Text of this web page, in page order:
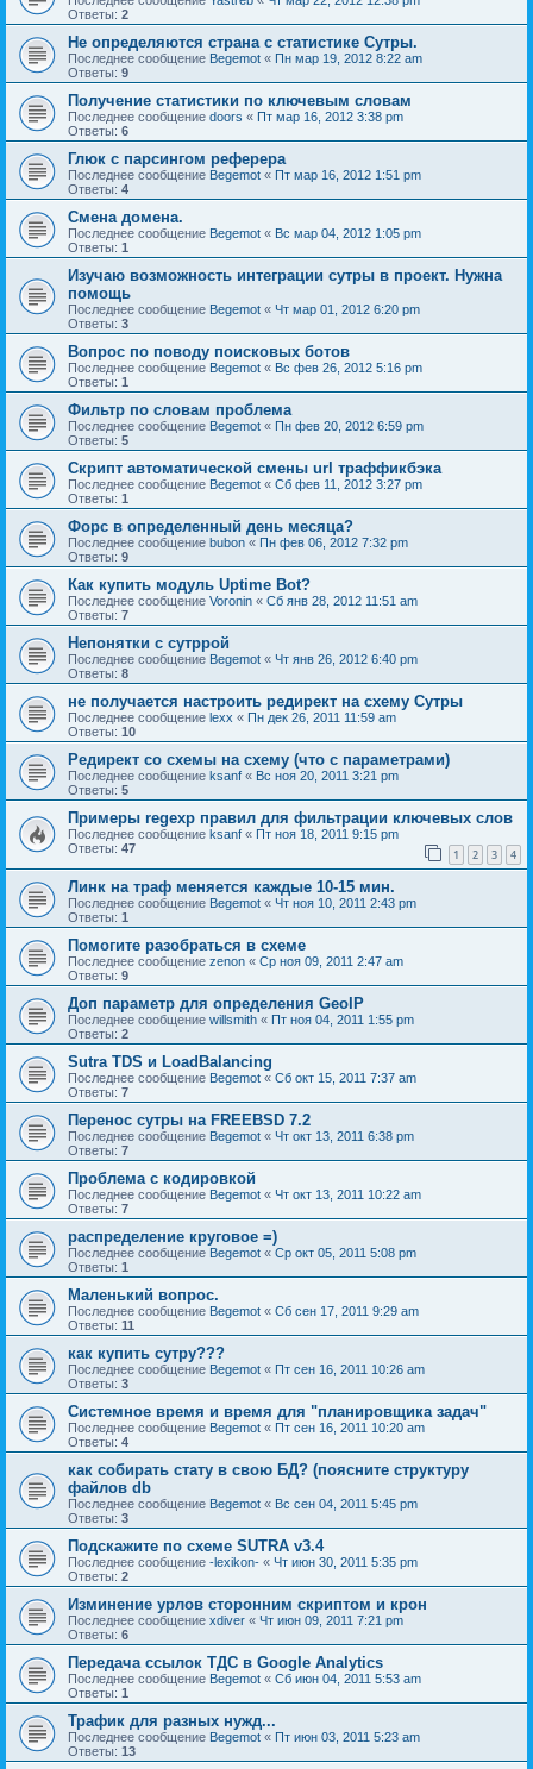
Ответы: 2
Не определяются страна с статистике Сутры.
Последнее сообщение Begemot « Пн мар 19, 2012 8:22 am
Ответы: 9
Получение статистики по ключевым словам
Последнее сообщение doors « Пт мар 16, 2012 3:38 pm
Ответы: 6
Глюк с парсингом реферера
Последнее сообщение Begemot « Пт мар 16, 2012 1:51 pm
Ответы: 4
Смена домена.
Последнее сообщение Begemot « Вс мар 04, 2012 1:05 pm
Ответы: 1
Изучаю возможность интеграции сутры в проект. Нужна
помощь
Последнее сообщение Begemot « Чт мар 01, 2012 6:20 pm
Ответы: 3
Вопрос по поводу поисковых ботов
Последнее сообщение Begemot « Вс фев 26, 2012 5:16 pm
Ответы: 1
Фильтр по словам проблема
Последнее сообщение Begemot « Пн фев 20, 2012 6:59 pm
Ответы: 5
Скрипт автоматической смены url траффикбэка
Последнее сообщение Begemot « Сб фев 11, 2012 3:27 pm
Ответы: 1
Форс в определенный день месяца?
Последнее сообщение bubon « Пн фев 06, 2012 7:32 pm
Ответы: 9
Как купить модуль Uptime Bot?
Последнее сообщение Voronin « Сб янв 28, 2012 11:51 am
Ответы: 7
Непонятки с сутррой
Последнее сообщение Begemot « Чт янв 26, 2012 6:40 pm
Ответы: 8
не получается настроить редирект на схему Сутры
Последнее сообщение lexx « Пн дек 26, 2011 11:59 am
Ответы: 10
Редирект со схемы на схему (что с параметрами)
Последнее сообщение ksanf « Вс ноя 20, 2011 3:21 pm
Ответы: 5
Примеры regexp правил для фильтрации ключевых слов
Последнее сообщение ksanf « Пт ноя 18, 2011 9:15 pm
Ответы: 47 1 2 3 4
Линк на траф меняется каждые 10-15 мин.
Последнее сообщение Begemot « Чт ноя 10, 2011 2:43 pm
Ответы: 1
Помогите разобраться в схеме
Последнее сообщение zenon « Ср ноя 09, 2011 2:47 am
Ответы: 9
Доп параметр для определения GeoIP
Последнее сообщение willsmith « Пт ноя 04, 2011 1:55 pm
Ответы: 2
Sutra TDS и LoadBalancing
Последнее сообщение Begemot « Сб окт 15, 2011 7:37 am
Ответы: 7
Перенос сутры на FREEBSD 7.2
Последнее сообщение Begemot « Чт окт 13, 2011 6:38 pm
Ответы: 7
Проблема с кодировкой
Последнее сообщение Begemot « Чт окт 13, 2011 10:22 am
Ответы: 7
распределение круговое =)
Последнее сообщение Begemot « Ср окт 05, 2011 5:08 pm
Ответы: 1
Маленький вопрос.
Последнее сообщение Begemot « Сб сен 17, 2011 9:29 am
Ответы: 11
как купить сутру???
Последнее сообщение Begemot « Пт сен 16, 2011 10:26 am
Ответы: 3
Системное время и время для "планировщика задач"
Последнее сообщение Begemot « Пт сен 16, 2011 10:20 am
Ответы: 4
как собирать стату в свою БД? (поясните структуру
файлов db
Последнее сообщение Begemot « Вс сен 04, 2011 5:45 pm
Ответы: 3
Подскажите по схеме SUTRA v3.4
Последнее сообщение -lexikon- « Чт июн 30, 2011 5:35 pm
Ответы: 2
Изминение урлов сторонним скриптом и крон
Последнее сообщение xdiver « Чт июн 09, 2011 7:21 pm
Ответы: 6
Передача ссылок ТДС в Google Analytics
Последнее сообщение Begemot « Сб июн 04, 2011 5:53 am
Ответы: 1
Трафик для разных нужд...
Последнее сообщение Begemot « Пт июн 03, 2011 5:23 am
Ответы: 13